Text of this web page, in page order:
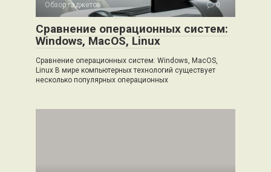
Обзор гаджетов 0
Сравнение операционных систем:
Windows, MacOS, Linux
Сравнение операционных систем: Windows, MacOS,
Linux В мире компьютерных технологий существует
несколько популярных операционных